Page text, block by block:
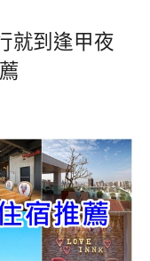
就到逢甲夜